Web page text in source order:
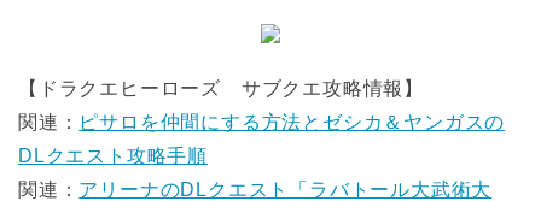
【ドラクエヒーローズ サブクエ攻略情報】
関連： ピサロを仲間にする方法とゼシカ＆ヤンガスの
DLクエスト攻略手順
関連： アリーナのDLクエスト「ラバトール大武術大